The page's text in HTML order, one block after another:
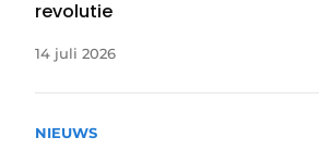
revolutie
14 juli 2026
NIEUWS